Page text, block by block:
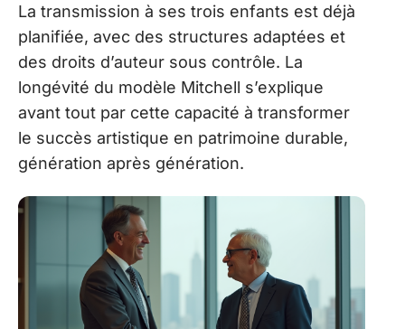
La transmission à ses trois enfants est déjà
planifiée, avec des structures adaptées et
des droits d’auteur sous contrôle. La
longévité du modèle Mitchell s’explique
avant tout par cette capacité à transformer
le succès artistique en patrimoine durable,
génération après génération.